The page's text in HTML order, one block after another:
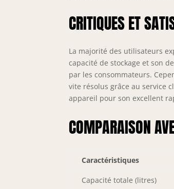
CRITIQUES ET
La majorité des utilisateurs
capacité de stockage et son
par les consommateurs.
vite résolus grâce au service
appareil pour son excellent
COMPARAISON
Caractéristiques
Capacité totale (litres)